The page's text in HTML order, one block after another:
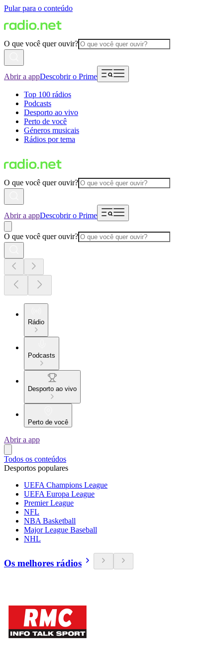
Pular para o conteúdo
O que você quer ouvir?
Abrir a appDescobrir o Prime
Top 100 rádios
Podcasts
Desporto ao vivo
Perto de você
Géneros musicais
Rádios por tema
O que você quer ouvir?
Abrir a appDescobrir o Prime
O que você quer ouvir?
Rádio
Podcasts
Desporto ao vivo
Perto de você
Abrir a app
Todos os conteúdos
Desportos populares
UEFA Champions League
UEFA Europa League
Premier League
NFL
NBA Basketball
Major League Baseball
NHL
Os melhores rádios